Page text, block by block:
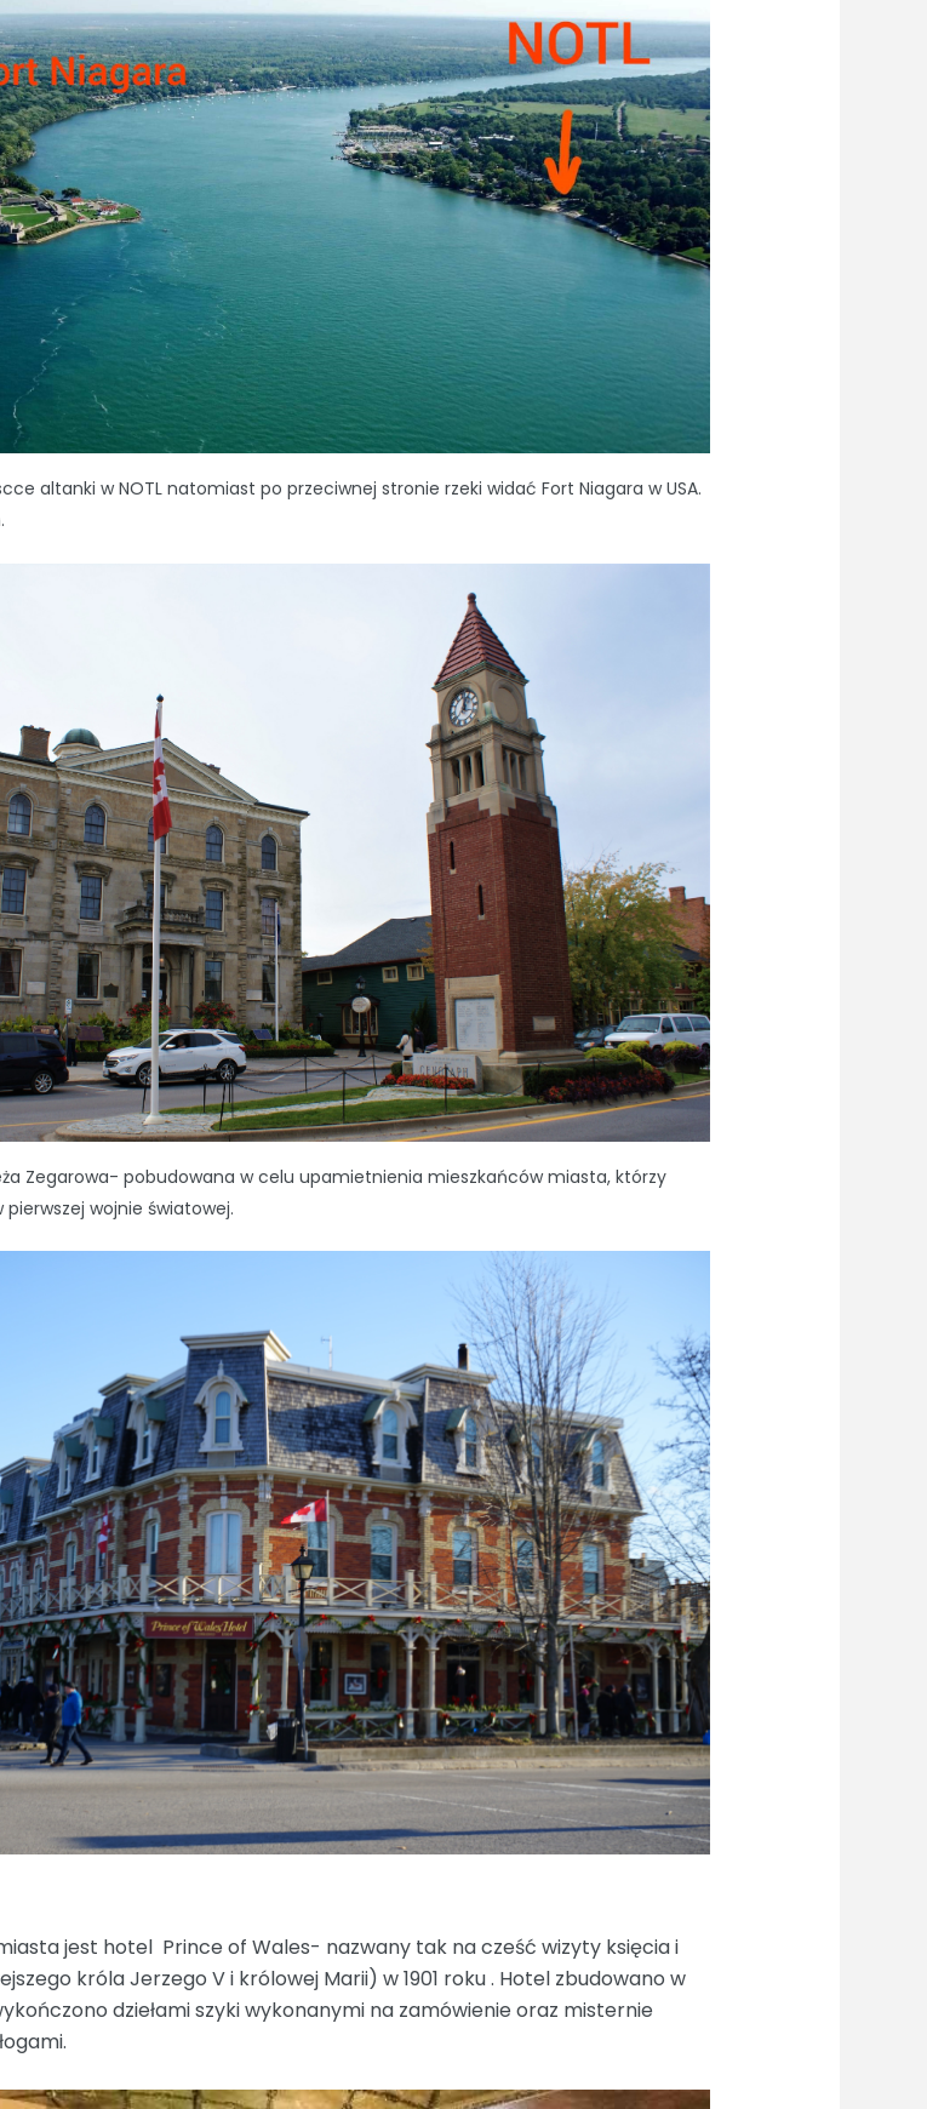
altanki w NOTL natomiast po przeciwnej stronie rzeki widać Fort Niagara w USA.
Zegarowa- pobudowana w celu upamietnienia mieszkańców miasta, którzy
wojnie światowej.
jest hotel Prince of Wales- nazwany tak na cześć wizyty księcia i
króla Jerzego V i królowej Marii) w 1901 roku . Hotel zbudowano w
dziełami szyki wykonanymi na zamówienie oraz misternie